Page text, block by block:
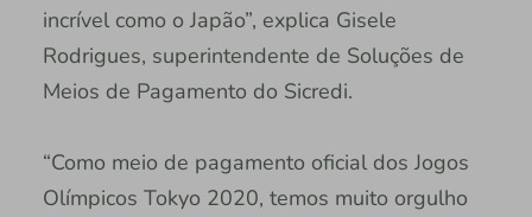
incrível como o Japão”, explica Gisele
Rodrigues, superintendente de Soluções de
Meios de Pagamento do Sicredi.
“Como meio de pagamento oficial dos Jogos
Olímpicos Tokyo 2020, temos muito orgulho